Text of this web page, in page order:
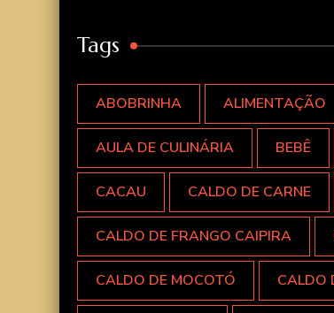
Tags
ABOBRINHA ALIMENTAÇÃO
AULA DE CULINÁRIA BEBÊ
CACAU CALDO DE CARNE
CALDO DE FRANGO CAIPIRA
CALDO DE MOCOTÓ CALDO